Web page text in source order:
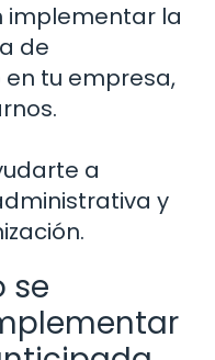
implementar la
de
tu empresa,
a
y
se